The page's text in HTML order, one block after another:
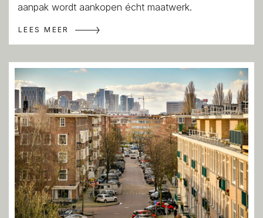
aanpak wordt aankopen écht maatwerk.
LEES MEER